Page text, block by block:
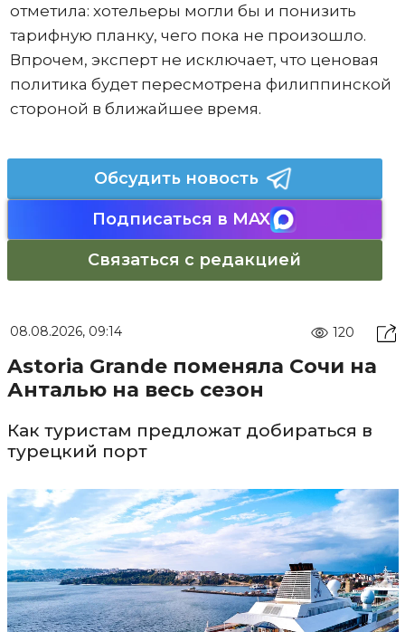
отметила: хотельеры могли бы и понизить
тарифную планку, чего пока не произошло.
Впрочем, эксперт не исключает, что ценовая
политика будет пересмотрена филиппинской
стороной в ближайшее время.
Обсудить новость
Подписаться в MAX
Связаться с редакцией
08.08.2026, 09:14 120
Astoria Grande поменяла Сочи на
Анталью на весь сезон
Как туристам предложат добираться в
турецкий порт